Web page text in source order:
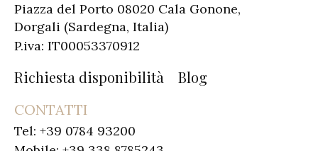
Piazza del Porto 08020 Cala Gonone,
Dorgali (Sardegna, Italia)
P.iva: IT00053370912
Richiesta disponibilità Blog
CONTATTI
Tel: +39 0784 93200